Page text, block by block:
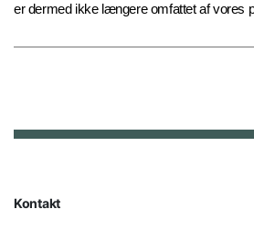
er dermed ikke længere omfattet af vores
Kontakt